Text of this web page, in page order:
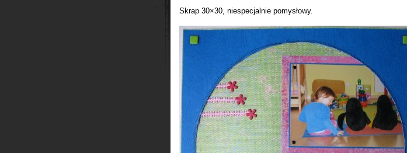
Skrap 30×30, niespecjalnie pomysłowy.